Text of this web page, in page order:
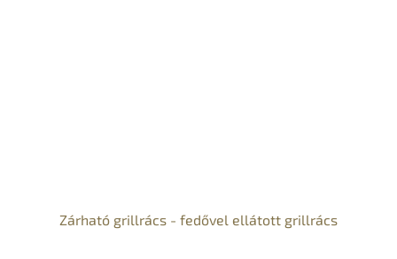
Zárható grillrács - fedővel ellátott grillrács